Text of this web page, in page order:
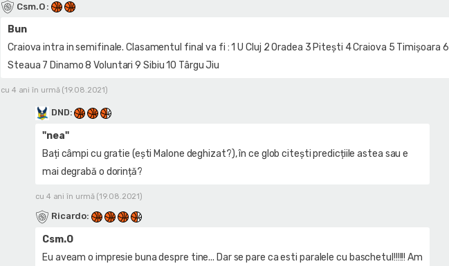
Csm.O :
Bun
Craiova intra in semifinale. Clasamentul final va fi : 1 U Cluj 2 Oradea 3 Pitești 4 Craiova 5 Timișoara 6
Steaua 7 Dinamo 8 Voluntari 9 Sibiu 10 Târgu Jiu
cu 4 ani în urmă (19.08.2021)
DND:
"nea"
Bați câmpi cu gratie (ești Malone deghizat?), în ce glob citești predicțiile astea sau e
mai degrabă o dorință?
cu 4 ani în urmă (19.08.2021)
Ricardo:
Csm.O
Eu aveam o impresie buna despre tine... Dar se pare ca esti paralele cu baschetul!!!!!! Am